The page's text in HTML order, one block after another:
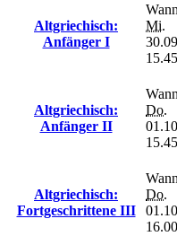
Altgriechisch:
Anfänger I
Mi.
Altgriechisch:
Anfänger II
Do.
Altgriechisch:
Fortgeschrittene III
Do.